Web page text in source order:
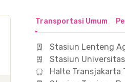
Transportasi Umum
Stasiun Lenteng
Stasiun
Halte Transjakarta